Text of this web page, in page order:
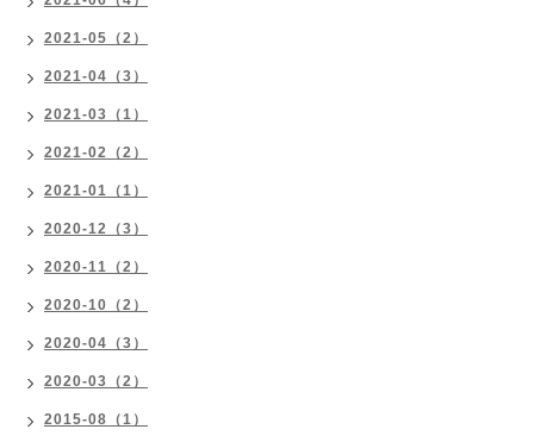
2021-05（2）
2021-04（3）
2021-03（1）
2021-02（2）
2021-01（1）
2020-12（3）
2020-11（2）
2020-10（2）
2020-04（3）
2020-03（2）
2015-08（1）